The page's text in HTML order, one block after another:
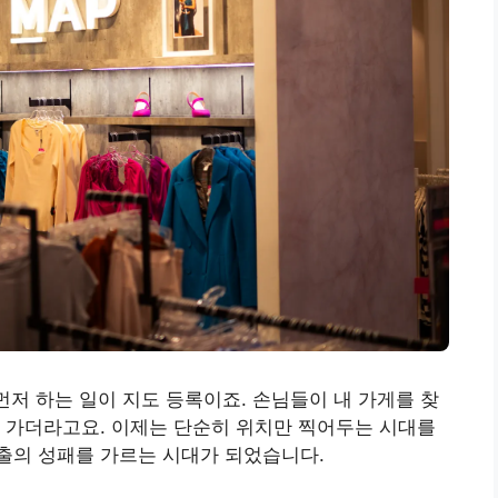
하는 일이 지도 등록이죠. 손님들이 내 가게를 찾
더라고요. 이제는 단순히 위치만 찍어두는 시대를
의 성패를 가르는 시대가 되었습니다.